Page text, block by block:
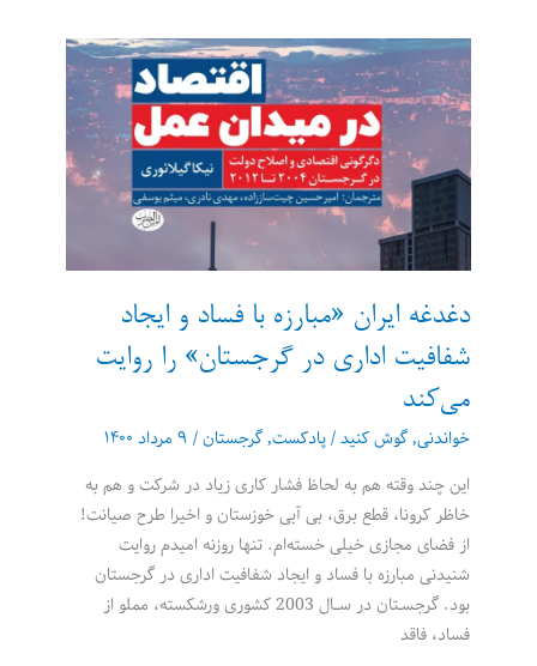
مصنوعی:
جاده‌ای
به
سوی
ابرهوشمندی
دغدغه ایران «مبارزه با فساد و ایجاد
شفافیت اداری در گرجستان» را روایت
می‌کند
خواندنی,گوش کنید/پادکست,گرجستان/ ۹ مرداد ۱۴۰۰
این چند وقته هم به لحاظ فشار کاری زیاد در شرکت و هم به
خاظر کرونا، قطع برق، بی آبی خوزستان و اخیرا طرح صیانت!
از فضای مجازی خیلی خسته‌ام. تنها روزنه امیدم روایت
شنیدنی مبارزه با فساد و ایجاد شفافیت اداری در گرجستان
بود. گرجسـتان در ســال 2003 کشوری ورشکسته، مملو از
فساد، فاقد